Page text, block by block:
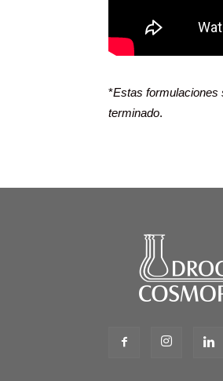
*Estas formulaciones
terminado.